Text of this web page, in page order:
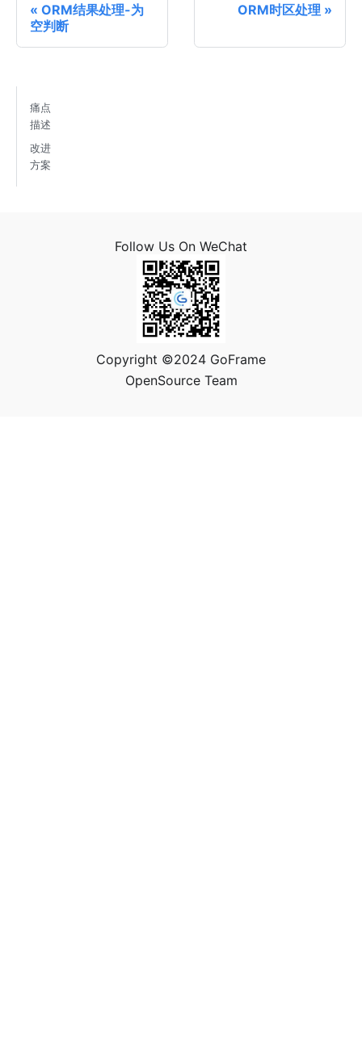
ORM结果处理-为
空判断
ORM时区处理
痛点
描述
改进
方案
Follow Us On WeChat
Copyright ©2024 GoFrame
OpenSource Team